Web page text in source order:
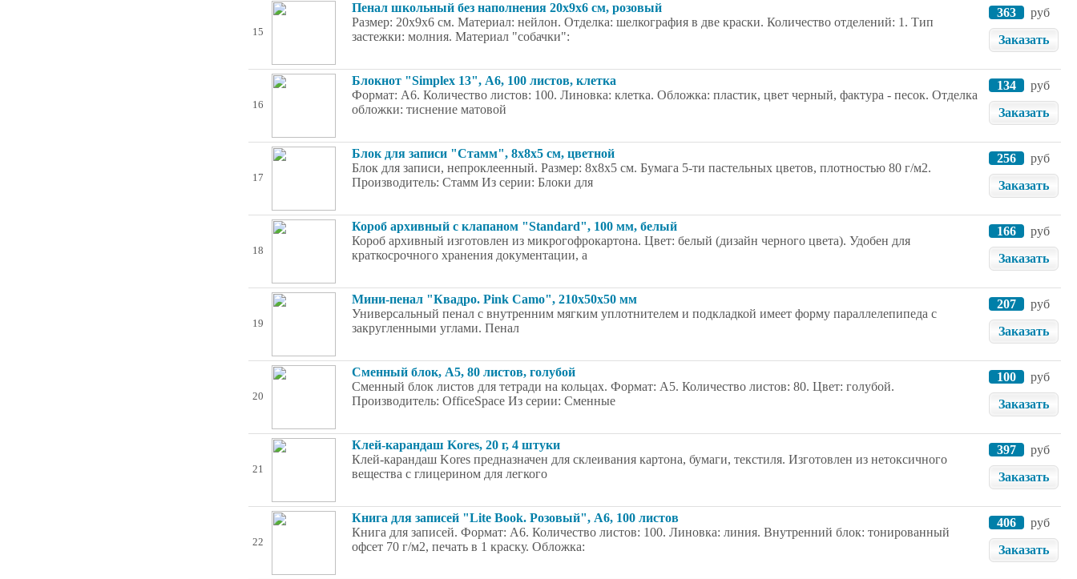
15
Пенал школьный без наполнения 20x9x6 см, розовый
Размер: 20x9x6 см. Материал: нейлон. Отделка: шелкография в две краски. Количество отделений: 1. Тип
застежки: молния. Материал "собачки":
363
руб
Заказать
16
Блокнот "Simplex 13", А6, 100 листов, клетка
Формат: А6. Количество листов: 100. Линовка: клетка. Обложка: пластик, цвет черный, фактура - песок. Отделка
обложки: тиснение матовой
134
руб
Заказать
17
Блок для записи "Стамм", 8x8x5 см, цветной
Блок для записи, непроклеенный. Размер: 8x8x5 см. Бумага 5-ти пастельных цветов, плотностью 80 г/м2.
Производитель: Стамм Из серии: Блоки для
256
руб
Заказать
18
Короб архивный с клапаном "Standard", 100 мм, белый
Короб архивный изготовлен из микрогофрокартона. Цвет: белый (дизайн черного цвета). Удобен для
краткосрочного хранения документации, а
166
руб
Заказать
19
Мини-пенал "Квадро. Pink Camo", 210x50x50 мм
Универсальный пенал с внутренним мягким уплотнителем и подкладкой имеет форму параллелепипеда с
закругленными углами. Пенал
207
руб
Заказать
20
Сменный блок, А5, 80 листов, голубой
Сменный блок листов для тетради на кольцах. Формат: А5. Количество листов: 80. Цвет: голубой.
Производитель: OfficeSpace Из серии: Сменные
100
руб
Заказать
21
Клей-карандаш Kores, 20 г, 4 штуки
Клей-карандаш Kores предназначен для склеивания картона, бумаги, текстиля. Изготовлен из нетоксичного
вещества с глицерином для легкого
397
руб
Заказать
22
Книга для записей "Lite Book. Розовый", А6, 100 листов
Книга для записей. Формат: А6. Количество листов: 100. Линовка: линия. Внутренний блок: тонированный
офсет 70 г/м2, печать в 1 краску. Обложка:
406
руб
Заказать